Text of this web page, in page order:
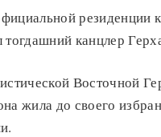
резиденции
канцлер
Восточной
жила до своего